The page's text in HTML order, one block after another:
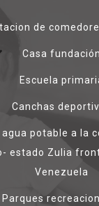
de
Casa fundación
Escuela
Canchas
agua potable a la
estado Zulia
Venezuela
Parques